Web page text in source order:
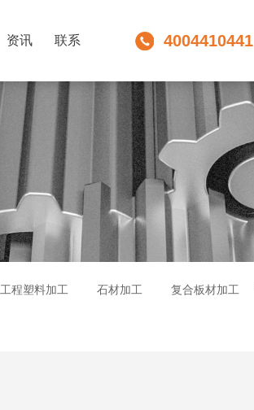
资讯 联系 4004410441
工程塑料加工 石材加工 复合板材加工